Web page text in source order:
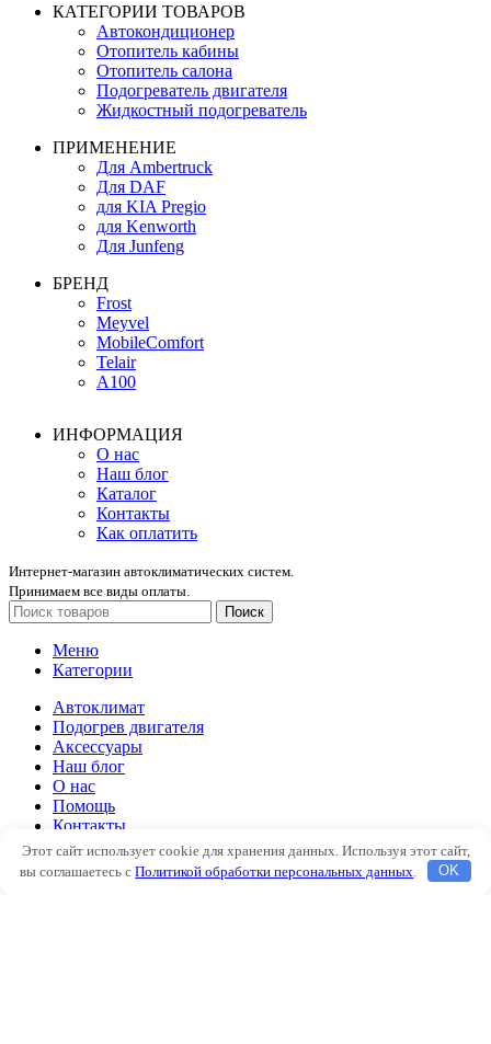
КАТЕГОРИИ ТОВАРОВ
Автокондиционер
Отопитель кабины
Отопитель салона
Подогреватель двигателя
Жидкостный подогреватель
ПРИМЕНЕНИЕ
Для Ambertruck
Для DAF
для KIA Pregio
для Kenworth
Для Junfeng
БРЕНД
Frost
Meyvel
MobileComfort
Telair
А100
ИНФОРМАЦИЯ
О нас
Наш блог
Каталог
Контакты
Как оплатить
Интернет-магазин автоклиматических систем.
Принимаем все виды оплаты.
Поиск
Меню
Категории
Автоклимат
Подогрев двигателя
Аксессуары
Наш блог
О нас
Помощь
Контакты
Автоклимат
Подогрев двигателя
Этот сайт использует cookie для хранения данных. Используя этот сайт,
вы соглашаетесь сПолитикой обработки персональных данных OK